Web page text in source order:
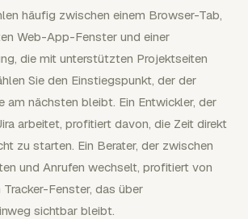
häufig zwischen einem Browser-Tab,
Web-App-Fenster und einer
die mit unterstützten Projektseiten
Sie den Einstiegspunkt, der der
am nächsten bleibt. Ein Entwickler, der
arbeitet, profitiert davon, die Zeit direkt
zu starten. Ein Berater, der zwischen
und Anrufen wechselt, profitiert von
Fenster, das über
sichtbar bleibt.